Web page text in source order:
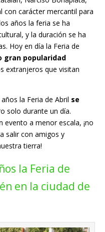
con carácter mercantil para
años la feria se ha
y la duración se ha
Hoy en día la Feria de
gran popularidad
extranjeros que visitan
la Feria de Abril se
solo durante un día.
evento a menor escala, ¡no
salir con amigos y
tierra!
la Feria de
en la ciudad de